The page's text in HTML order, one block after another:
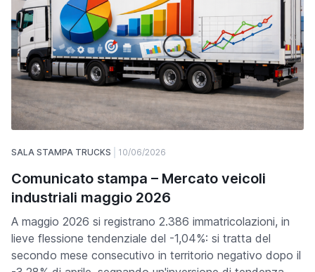
SALA STAMPA TRUCKS 10/06/2026
Comunicato stampa – Mercato veicoli
industriali maggio 2026
A maggio 2026 si registrano 2.386 immatricolazioni, in
lieve flessione tendenziale del -1,04%: si tratta del
secondo mese consecutivo in territorio negativo dopo il